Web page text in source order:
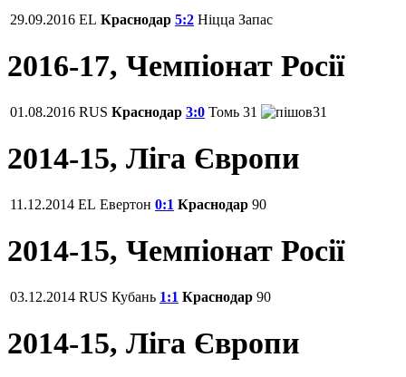
29.09.2016 EL Краснодар 5:2 Ніцца Запас
2016-17, Чемпіонат Росії
01.08.2016 RUS Краснодар 3:0 Томь 31 31
2014-15, Ліга Європи
11.12.2014 EL Евертон 0:1 Краснодар 90
2014-15, Чемпіонат Росії
03.12.2014 RUS Кубань 1:1 Краснодар 90
2014-15, Ліга Європи